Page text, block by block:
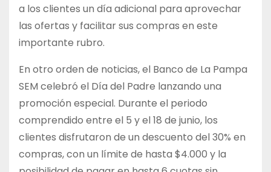
a los clientes un día adicional para aprovechar
las ofertas y facilitar sus compras en este
importante rubro.
En otro orden de noticias, el Banco de La Pampa
SEM celebró el Día del Padre lanzando una
promoción especial. Durante el periodo
comprendido entre el 5 y el 18 de junio, los
clientes disfrutaron de un descuento del 30% en
compras, con un límite de hasta $4.000 y la